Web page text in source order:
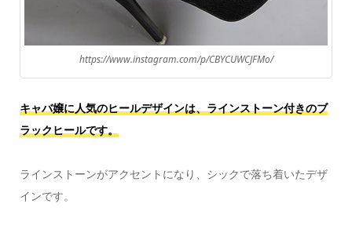
https://www.instagram.com/p/CBYCUWCJFMo/
キャバ嬢に人気のヒールデザインは、ラインストーン付きのブ
ラックヒールです。
ラインストーンがアクセントになり、シックで落ち着いたデザ
インです。